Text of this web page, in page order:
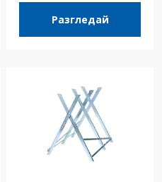
Разгледай